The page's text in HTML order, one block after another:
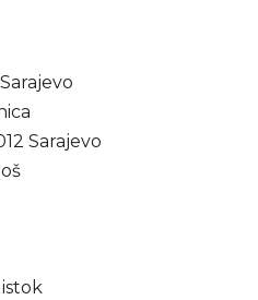
Sarajevo